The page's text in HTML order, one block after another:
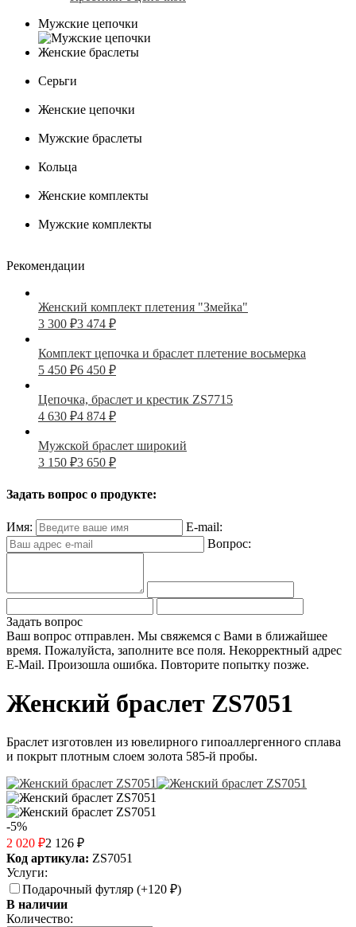
Мужские цепочки
Женские браслеты
Серьги
Женские цепочки
Мужские браслеты
Кольца
Женские комплекты
Мужские комплекты
Рекомендации
Женский комплект плетения "Змейка"
3 300 ₽3 474 ₽
Комплект цепочка и браслет плетение восьмерка
5 450 ₽6 450 ₽
Цепочка, браслет и крестик ZS7715
4 630 ₽4 874 ₽
Мужской браслет широкий
3 150 ₽3 650 ₽
Задать вопрос о продукте:
Имя:
E-mail:
Вопрос:
Задать вопрос
Ваш вопрос отправлен. Мы свяжемся с Вами в ближайшее
время. Пожалуйста, заполните все поля. Некорректный адрес
E-Mail. Произошла ошибка. Повторите попытку позже.
Женский браслет ZS7051
Браслет изготовлен из ювелирного гипоаллергенного сплава
и покрыт плотным слоем золота 585-й пробы.
-5%
2 020 ₽2 126 ₽
Код артикула: ZS7051
Услуги:
Подарочный футляр (+120 ₽)
В наличии
Количество: